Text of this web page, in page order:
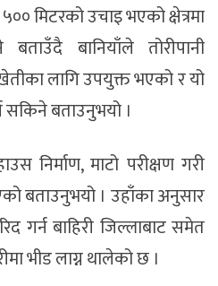
मिटरको उचाइ भएको क्षेत्रमा
बानियाँले तोरीपानी
लागि उपयुक्त भएको र यो
सकिने बताउनुभयो ।
निर्माण, माटो परीक्षण गरी
बताउनुभयो । उहाँका अनुसार
गर्न बाहिरी जिल्लाबाट समेत
भीड लाग्न थालेको छ ।